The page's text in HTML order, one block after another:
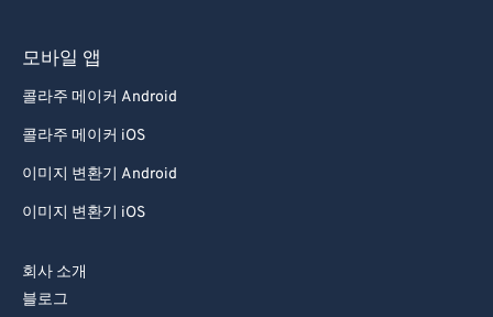
모바일 앱
콜라주 메이커 Android
콜라주 메이커 iOS
이미지 변환기 Android
이미지 변환기 iOS
회사 소개
블로그